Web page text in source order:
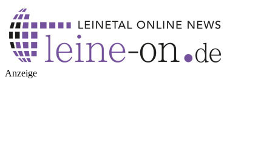
Anzeige